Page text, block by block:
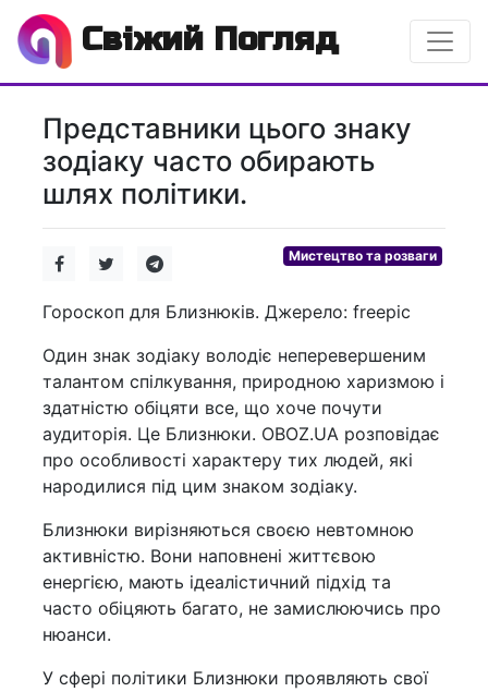
Свіжий Погляд
Представники цього знаку
зодіаку часто обирають
шлях політики.
Мистецтво та розваги
Гороскоп для Близнюків. Джерело: freepic
Один знак зодіаку володіє неперевершеним
талантом спілкування, природною харизмою і
здатністю обіцяти все, що хоче почути
аудиторія. Це Близнюки. OBOZ.UA розповідає
про особливості характеру тих людей, які
народилися під цим знаком зодіаку.
Близнюки вирізняються своєю невтомною
активністю. Вони наповнені життєвою
енергією, мають ідеалістичний підхід та
часто обіцяють багато, не замислюючись про
нюанси.
У сфері політики Близнюки проявляють свої